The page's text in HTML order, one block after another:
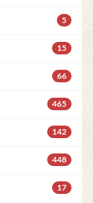
5
15
66
465
142
448
17